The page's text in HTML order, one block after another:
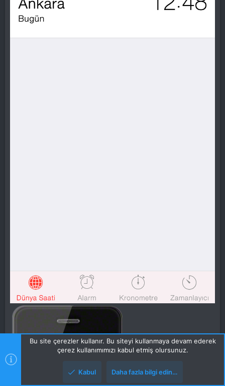
Bu site çerezler kullanır. Bu siteyi kullanmaya devam ederek
çerez kullanımımızı kabul etmiş olursunuz.
Kabul Daha fazla bilgi edin…